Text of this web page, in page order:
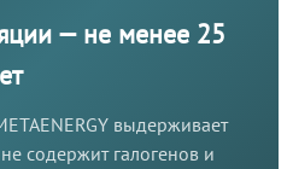
— не менее 25
выдерживает
содержит галогенов и